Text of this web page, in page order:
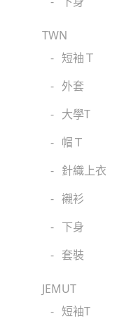
TWN
- 短袖Ｔ
- 外套
- 大學T
- 帽Ｔ
- 針織上衣
- 襯衫
- 下身
- 套裝
JEMUT
- 短袖T